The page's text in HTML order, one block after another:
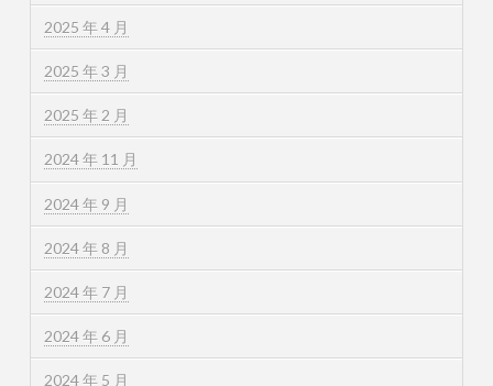
2025 年 4 月
2025 年 3 月
2025 年 2 月
2024 年 11 月
2024 年 9 月
2024 年 8 月
2024 年 7 月
2024 年 6 月
2024 年 5 月